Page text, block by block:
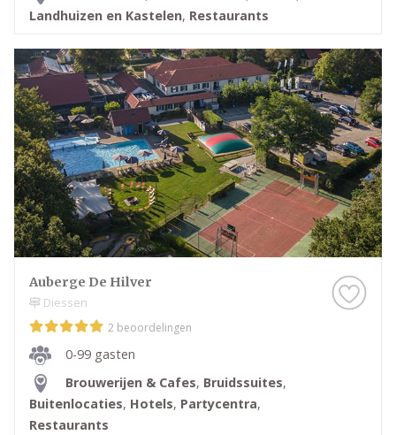
Landhuizen en Kastelen, Restaurants
Auberge De Hilver
Diessen
2 beoordelingen
0-99 gasten
Brouwerijen & Cafes, Bruidssuites,
Buitenlocaties, Hotels, Partycentra,
Restaurants